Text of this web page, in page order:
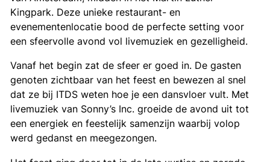
Kingpark. Deze unieke restaurant- en
evenementenlocatie bood de perfecte setting voor
een sfeervolle avond vol livemuziek en gezelligheid.
Vanaf het begin zat de sfeer er goed in. De gasten
genoten zichtbaar van het feest en bewezen al snel
dat ze bij ITDS weten hoe je een dansvloer vult. Met
livemuziek van Sonny’s Inc. groeide de avond uit tot
een energiek en feestelijk samenzijn waarbij volop
werd gedanst en meegezongen.